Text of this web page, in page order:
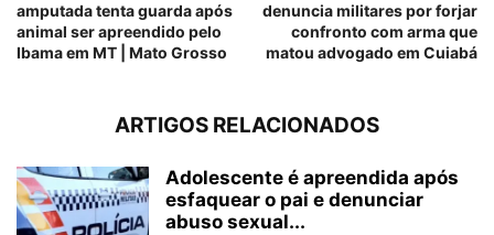
amputada tenta guarda após
animal ser apreendido pelo
Ibama em MT | Mato Grosso
denuncia militares por forjar
confronto com arma que
matou advogado em Cuiabá
ARTIGOS RELACIONADOS
Adolescente é apreendida após
esfaquear o pai e denunciar
abuso sexual...